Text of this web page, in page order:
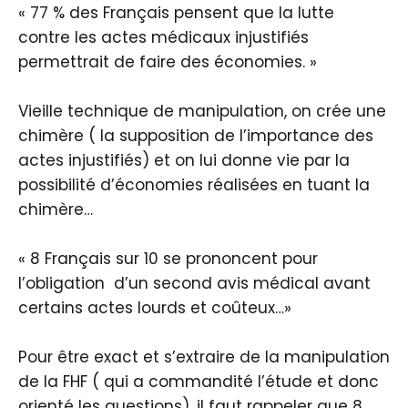
« 77 % des Français pensent que la lutte
contre les actes médicaux injustifiés
permettrait de faire des économies. »
Vieille technique de manipulation, on crée une
chimère ( la supposition de l’importance des
actes injustifiés) et on lui donne vie par la
possibilité d’économies réalisées en tuant la
chimère…
« 8 Français sur 10 se prononcent pour
l’obligation d’un second avis médical avant
certains actes lourds et coûteux…»
Pour être exact et s’extraire de la manipulation
de la FHF ( qui a commandité l’étude et donc